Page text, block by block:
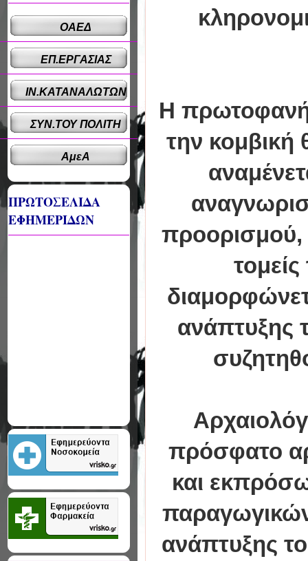
Η
την κομβική
προορισμού,
ανάπτυξης
πρόσφατο
και
ανάπτυξης
ΟΑΕΔ
ΕΠ.ΕΡΓΑΣΙΑΣ
ΙΝ.ΚΑΤΑΝΑΛΩΤΩΝ
ΣΥΝ.ΤΟΥ ΠΟΛΙΤΗ
ΑμεΑ
ΠΡΩΤΟΣΕΛΙΔΑ
ΕΦΗΜΕΡΙΔΩΝ